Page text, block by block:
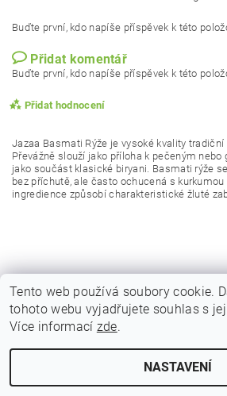
Buďte první, kdo napíše příspěvek k této
Přidat komentář
Buďte první, kdo napíše příspěvek k této
Přidat hodnocení
Vložením hodnocení souhlasíte s
Jazaa Basmati Rýže je vysoké kvality tradiční
Převážně slouží jako příloha k pečeným
jako součást klasické biryani. Basmati rýže
bez příchutě, ale často ochucená s
ingredience způsobí charakteristické žluté
Obchodní podmínky |
Reklamační podmínky
2026 © Indicky Koreni, všechna práva vyhrazena
Tento web používá soubory cookie.
tohoto webu vyjadřujete souhlas s
Více informací zde.
NASTAVENÍ